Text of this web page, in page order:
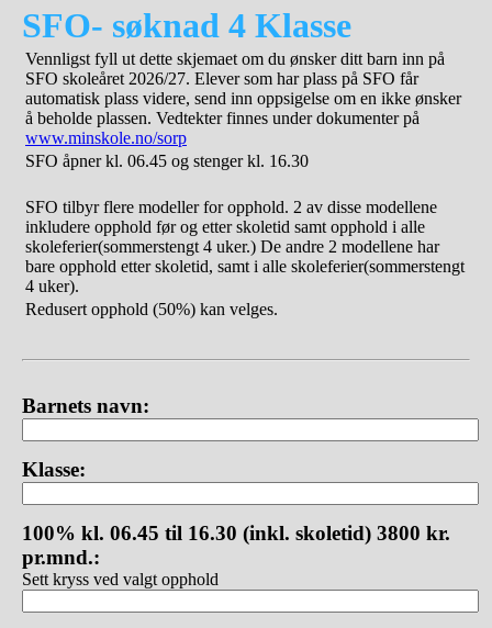
SFO- søknad 4 Klasse
Vennligst fyll ut dette skjemaet om du ønsker ditt barn inn på
SFO skoleåret 2026/27. Elever som har plass på SFO får
automatisk plass videre, send inn oppsigelse om en ikke ønsker
å beholde plassen. Vedtekter finnes under dokumenter på
www.minskole.no/sorp
SFO åpner kl. 06.45 og stenger kl. 16.30
SFO tilbyr flere modeller for opphold. 2 av disse modellene
inkludere opphold før og etter skoletid samt opphold i alle
skoleferier(sommerstengt 4 uker.) De andre 2 modellene har
bare opphold etter skoletid, samt i alle skoleferier(sommerstengt
4 uker).
Redusert opphold (50%) kan velges.
Barnets navn:
Klasse:
100% kl. 06.45 til 16.30 (inkl. skoletid) 3800 kr.
pr.mnd.:
Sett kryss ved valgt opphold